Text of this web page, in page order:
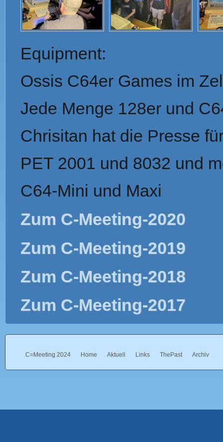
Equipment:
Ossis C64er Games im
Jede Menge 128er und
Chrisitan hat die Presse
PET 2001 und 8032 und
C64-Mini und Maxi
Zum C-Meeting-2020
Zum C-Meeting-2019
Zum C-Meeting-2018
Zum C-Meeting-2017
C=Meeting 2024 Home Aktuell Links ThePast Archiv